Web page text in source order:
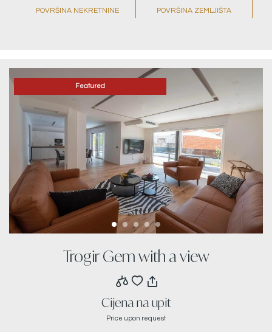
POVRŠINA NEKRETNINE POVRŠINA ZEMLJIŠTA
Featured
Trogir Gem with a view
Cijena na upit
Price upon request